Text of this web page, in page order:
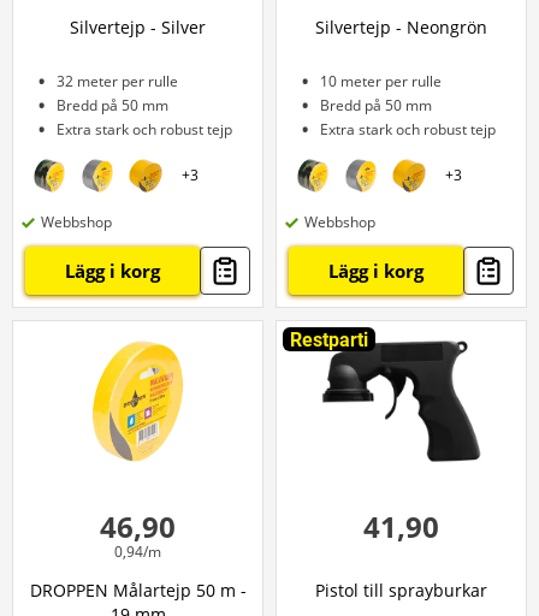
Silvertejp - Silver
32 meter per rulle
Bredd på 50 mm
Extra stark och robust tejp
+3
Webbshop
Lägg i korg
Silvertejp - Neongrön
10 meter per rulle
Bredd på 50 mm
Extra stark och robust tejp
+3
Webbshop
Lägg i korg
46,90
0,94/m
DROPPEN Målartejp 50 m -
Restparti
41,90
Pistol till sprayburkar